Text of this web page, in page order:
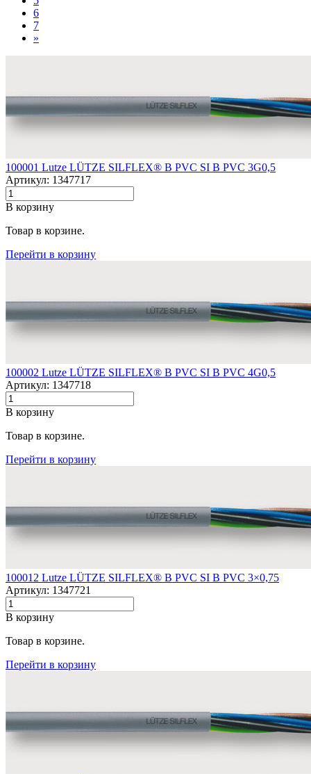
6
7
»
100001 Lutze LÜTZE SILFLEX® B PVC SI B PVC 3G0,5
Артикул: 1347717
В корзину
Товар в корзине.
Перейти в корзину
100002 Lutze LÜTZE SILFLEX® B PVC SI B PVC 4G0,5
Артикул: 1347718
В корзину
Товар в корзине.
Перейти в корзину
100012 Lutze LÜTZE SILFLEX® B PVC SI B PVC 3×0,75
Артикул: 1347721
В корзину
Товар в корзине.
Перейти в корзину